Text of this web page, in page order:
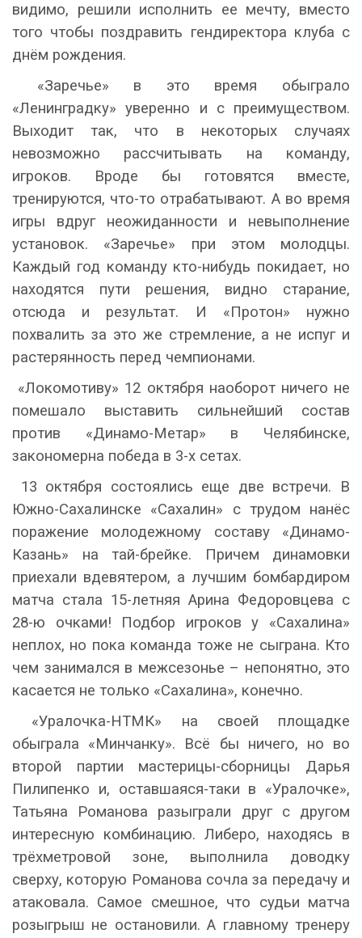
видимо, решили исполнить ее мечту, вместо
того чтобы поздравить гендиректора клуба с
днём рождения.
«Заречье» в это время обыграло
«Ленинградку» уверенно и с преимуществом.
Выходит так, что в некоторых случаях
невозможно рассчитывать на команду,
игроков. Вроде бы готовятся вместе,
тренируются, что-то отрабатывают. А во время
игры вдруг неожиданности и невыполнение
установок. «Заречье» при этом молодцы.
Каждый год команду кто-нибудь покидает, но
находятся пути решения, видно старание,
отсюда и результат. И «Протон» нужно
похвалить за это же стремление, а не испуг и
растерянность перед чемпионами.
«Локомотиву» 12 октября наоборот ничего не
помешало выставить сильнейший состав
против «Динамо-Метар» в Челябинске,
закономерна победа в 3-х сетах.
13 октября состоялись еще две встречи. В
Южно-Сахалинске «Сахалин» с трудом нанёс
поражение молодежному составу «Динамо-
Казань» на тай-брейке. Причем динамовки
приехали вдевятером, а лучшим бомбардиром
матча стала 15-летняя Арина Федоровцева с
28-ю очками! Подбор игроков у «Сахалина»
неплох, но пока команда тоже не сыграна. Кто
чем занимался в межсезонье – непонятно, это
касается не только «Сахалина», конечно.
«Уралочка-НТМК» на своей площадке
обыграла «Минчанку». Всё бы ничего, но во
второй партии мастерицы-сборницы Дарья
Пилипенко и, оставшаяся-таки в «Уралочке»,
Татьяна Романова разыграли друг с другом
интересную комбинацию. Либеро, находясь в
трёхметровой зоне, выполнила доводку
сверху, которую Романова сочла за передачу и
атаковала. Самое смешное, что судьи матча
розыгрыш не остановили. А главному тренеру